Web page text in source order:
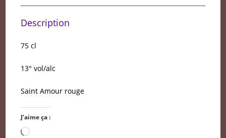
Description
75 cl
13° vol/alc
Saint Amour rouge
J’aime ça :
Chargement…